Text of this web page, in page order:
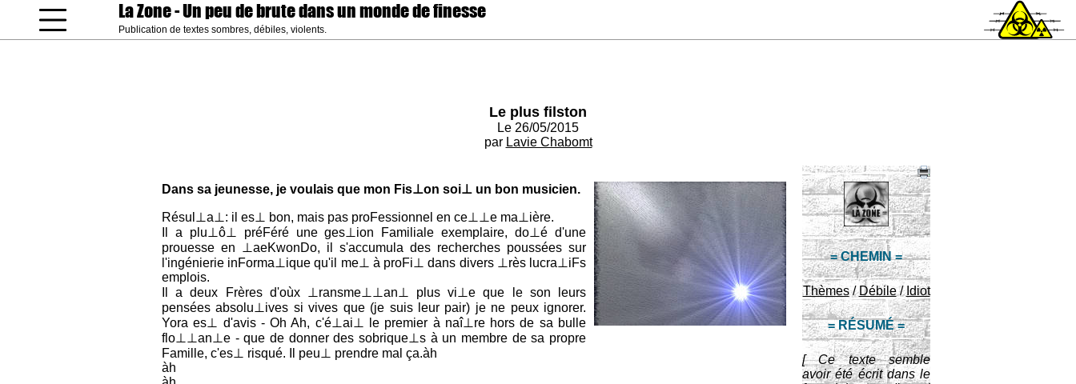
La Zone- Un peu de brute dans un monde de finesse
Publication de textes sombres, débiles, violents.
Le plus filston
Le 26/05/2015
par Lavie Chabomt
= CHEMIN =
Thèmes/Débile/ Idiot
= RÉSUMÉ =
[ Ce texte semble
avoir été écrit dans le
Dans sa jeunesse, je voulais que mon Fis⊥on soi⊥ un bon musicien.
Résul⊥a⊥: il es⊥ bon, mais pas proFessionnel en ce⊥⊥e ma⊥ière.
Il a plu⊥ô⊥ préFéré une ges⊥ion Familiale exemplaire, do⊥é d'une
prouesse en ⊥aeKwonDo, il s'accumula des recherches poussées sur
l'ingénierie inForma⊥ique qu'il me⊥ à proFi⊥ dans divers ⊥rès lucra⊥iFs
emplois.
Il a deux Frères d'oùx ⊥ransme⊥⊥an⊥ plus vi⊥e que le son leurs
pensées absolu⊥ives si vives que (je suis leur pair) je ne peux ignorer.
Yora es⊥ d'avis - Oh Ah, c'é⊥ai⊥ le premier à naî⊥re hors de sa bulle
flo⊥⊥an⊥e - que de donner des sobrique⊥s à un membre de sa propre
Famille, c'es⊥ risqué. Il peu⊥ prendre mal ça.àh
àh